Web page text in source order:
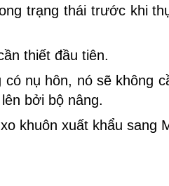
trạng thái trước khi
thiết đầu tiên.
nụ hôn, nó sẽ không
bởi bộ nâng.
khuôn xuất khẩu sang